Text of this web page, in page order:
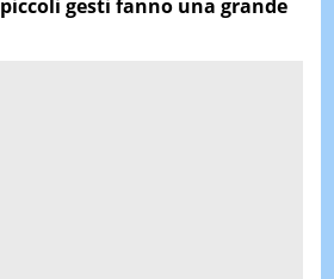
piccoli gesti fanno una grande